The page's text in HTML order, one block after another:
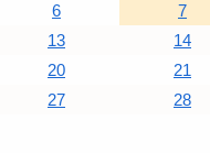
6 7
13 14
20 21
27 28